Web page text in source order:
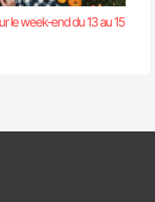
le week-end du 13 au 15